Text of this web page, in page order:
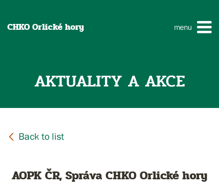
CHKO Orlické hory menu
AKTUALITY A AKCE
AOPK ČR, Správa CHKO Orlické hory